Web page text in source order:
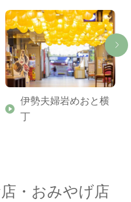
伊勢夫婦岩めおと横
丁
・おみやげ店